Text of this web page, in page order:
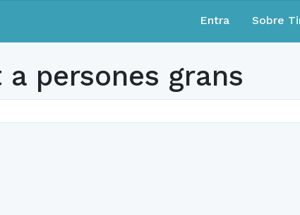
Entra Sobre
persones grans